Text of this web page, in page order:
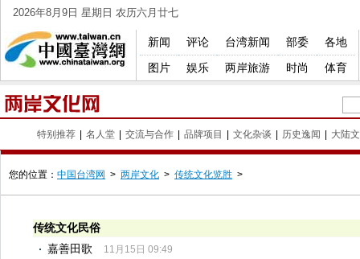
2026年8月9日 星期日 农历六月廿七
新闻 评论 台湾新闻 部委
各地
图片
娱乐 两岸旅游 时尚 体育
特别推荐 名人堂 交流与合作 品牌项目 文化杂谈 历史逸闻 大陆
您的位置： 中国台湾网 > 两岸文化 > 传统文化览胜 >
传统文化民俗
嘉善田歌
11月15日 09:49